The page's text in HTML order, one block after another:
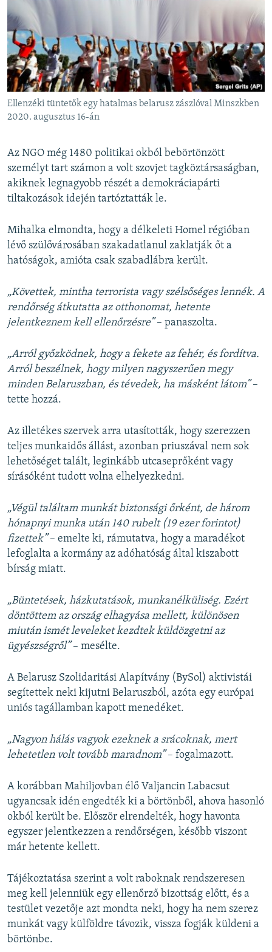
Ellenzéki tüntetők egy hatalmas belarusz zászlóval Minszkben
2020. augusztus 16-án
Az NGO még 1480 politikai okból bebörtönzött
személyt tart számon a volt szovjet tagköztársaságban,
akiknek legnagyobb részét a demokráciapárti
tiltakozások idején tartóztatták le.
Mihalka elmondta, hogy a délkeleti Homel régióban
lévő szülővárosában szakadatlanul zaklatják őt a
hatóságok, amióta csak szabadlábra került.
„Követtek, mintha terrorista vagy szélsőséges lennék. A
rendőrség átkutatta az otthonomat, hetente
jelentkeznem kell ellenőrzésre”– panaszolta.
„Arról győzködnek, hogy a fekete az fehér, és fordítva.
Arról beszélnek, hogy milyen nagyszerűen megy
minden Belaruszban, és tévedek, ha másként látom”–
tette hozzá.
Az illetékes szervek arra utasították, hogy szerezzen
teljes munkaidős állást, azonban priuszával nem sok
lehetőséget talált, leginkább utcaseprőként vagy
sírásóként tudott volna elhelyezkedni.
„Végül találtam munkát biztonsági őrként, de három
hónapnyi munka után 140 rubelt (19 ezer forintot)
fizettek”– emelte ki, rámutatva, hogy a maradékot
lefoglalta a kormány az adóhatóság által kiszabott
bírság miatt.
„Büntetések, házkutatások, munkanélküliség. Ezért
döntöttem az ország elhagyása mellett, különösen
miután ismét leveleket kezdtek küldözgetni az
ügyészségről”– mesélte.
A Belarusz Szolidaritási Alapítvány (BySol) aktivistái
segítettek neki kijutni Belaruszból, azóta egy európai
uniós tagállamban kapott menedéket.
„Nagyon hálás vagyok ezeknek a srácoknak, mert
lehetetlen volt tovább maradnom”– fogalmazott.
A korábban Mahiljovban élő Valjancin Labacsut
ugyancsak idén engedték ki a börtönből, ahova hasonló
okból került be. Először elrendelték, hogy havonta
egyszer jelentkezzen a rendőrségen, később viszont
már hetente kellett.
Tájékoztatása szerint a volt raboknak rendszeresen
meg kell jelenniük egy ellenőrző bizottság előtt, és a
testület vezetője azt mondta neki, hogy ha nem szerez
munkát vagy külföldre távozik, vissza fogják küldeni a
börtönbe.